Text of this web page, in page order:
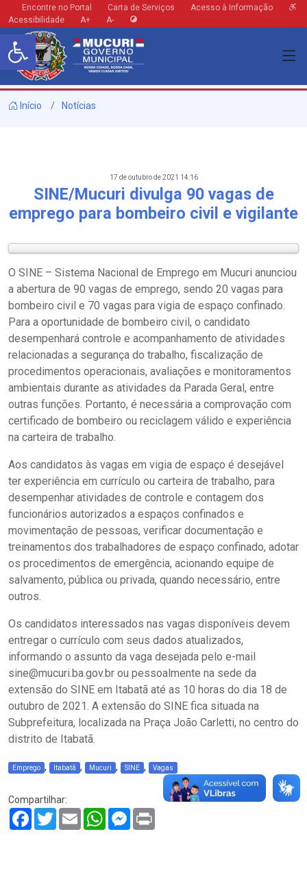
Barra de Ferramentas Aberta
Encontre no Portal Carta de Serviços
Acesso à Informação
Acessibilidade
A+ A-
Início Notícias
17 de outubro de 2021 14:16
SINE/Mucuri divulga 90 vagas de
emprego para bombeiro civil e vigilante
O SINE – Sistema Nacional de Emprego em Mucuri anunciou
a abertura de 90 vagas de emprego, sendo 20 vagas para
bombeiro civil e 70 vagas para vigia de espaço confinado.
Para a oportunidade de bombeiro civil, o candidato
desempenhará controle e acompanhamento de atividades
relacionadas a segurança do trabalho, fiscalização de
procedimentos operacionais, avaliações e monitoramentos
ambientais durante as atividades da Parada Geral, entre
outras funções. Portanto, é necessária a comprovação com
certificado de bombeiro ou reciclagem válido e experiência
na carteira de trabalho.
Aos candidatos às vagas em vigia de espaço é desejável
ter experiência em currículo ou carteira de trabalho, para
desempenhar atividades de controle e contagem dos
funcionários autorizados a espaços confinados e
movimentação de pessoas, verificar documentação e
treinamentos dos trabalhadores de espaço confinado, adotar
os procedimentos de emergência, acionando equipe de
salvamento, pública ou privada, quando necessário, entre
outros.
Os candidatos interessados nas vagas disponíveis devem
entregar o currículo com seus dados atualizados,
informando o assunto da vaga desejada pelo e-mail
sine@mucuri.ba.gov.br ou pessoalmente na sede da
extensão do SINE em Itabatã até as 10 horas do dia 18 de
outubro de 2021. A extensão do SINE fica situada na
Subprefeitura, localizada na Praça João Carletti, no centro do
distrito de Itabatã.
Emprego , Itabatã , Mucuri , SINE , Vagas
Compartilhar:
Facebook
TwitterEmail WhatsAppMessenger